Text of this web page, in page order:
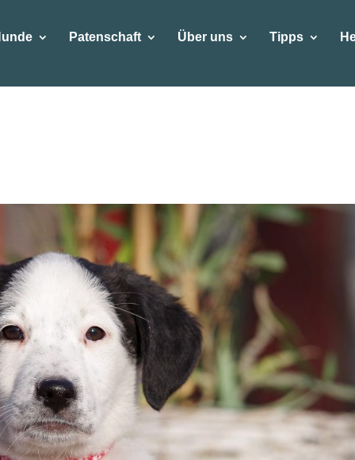
Patenschaft Über uns Tipps